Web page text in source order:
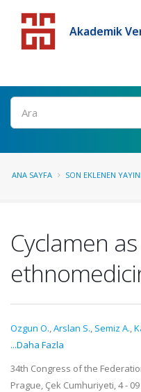
Akademik
ANA SAYFA SON EKLENEN
Cyclamen
Ozgun O.,Arslan S., Semiz A.,
...Daha Fazla
34th Congress of the
Prague, Çek Cumhuriyeti, 4 -